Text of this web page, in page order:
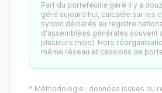
Part du portefeuille géré il y a
géré aujourd'hui, calculée sur les
syndic déclarés au registre
d'assemblées générales souvent
plusieurs mois). Hors
même réseau et cessions de
* Méthodologie : données issues du